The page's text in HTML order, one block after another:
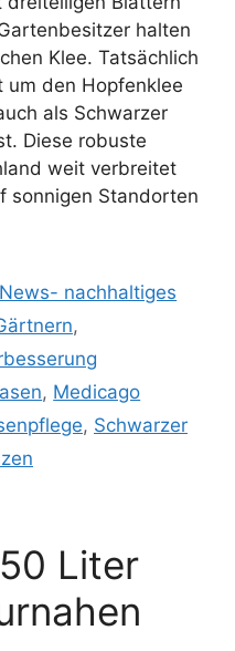
halten
Klee. Tatsächlich
den Hopfenklee
als Schwarzer
Diese robuste
weit verbreitet
sonnigen Standorten
nachhaltiges
,
, Medicago
, Schwarzer
Liter